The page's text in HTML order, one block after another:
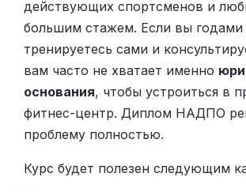
действующих спортсменов и
большим стажем. Если вы годами
тренируетесь сами и
вам часто не хватает именно
основания, чтобы устроиться в
фитнес-центр. Диплом НАДПО
проблему полностью.
Курс будет полезен следующим